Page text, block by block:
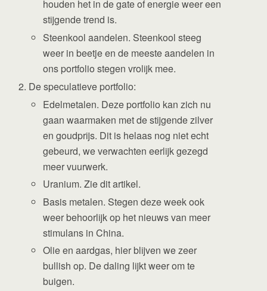
houden het in de gate of energie weer een
stijgende trend is.
Steenkool aandelen. Steenkool steeg
weer in beetje en de meeste aandelen in
ons portfolio stegen vrolijk mee.
De speculatieve portfolio:
Edelmetalen. Deze portfolio kan zich nu
gaan waarmaken met de stijgende zilver
en goudprijs. Dit is helaas nog niet echt
gebeurd, we verwachten eerlijk gezegd
meer vuurwerk.
Uranium. Zie dit artikel.
Basis metalen. Stegen deze week ook
weer behoorlijk op het nieuws van meer
stimulans in China.
Olie en aardgas, hier blijven we zeer
bullish op. De daling lijkt weer om te
buigen.